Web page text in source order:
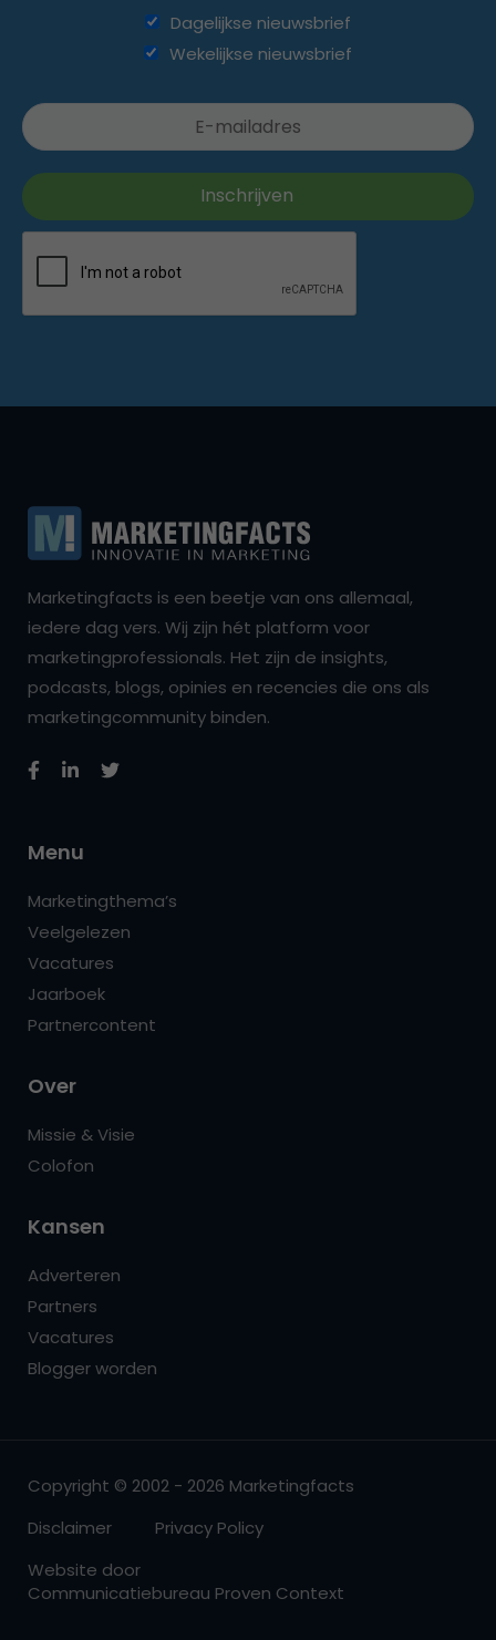
Dagelijkse nieuwsbrief
Wekelijkse nieuwsbrief
Marketingfacts is een beetje van ons allemaal,
iedere dag vers. Wij zijn hét platform voor
marketingprofessionals. Het zijn de insights,
podcasts, blogs, opinies en recencies die ons als
marketingcommunity binden.
Menu
Marketingthema’s
Veelgelezen
Vacatures
Jaarboek
Partnercontent
Over
Missie & Visie
Colofon
Kansen
Adverteren
Partners
Vacatures
Blogger worden
Copyright © 2002 - 2026 Marketingfacts
Disclaimer
Privacy Policy
Website door
Communicatiebureau Proven Context